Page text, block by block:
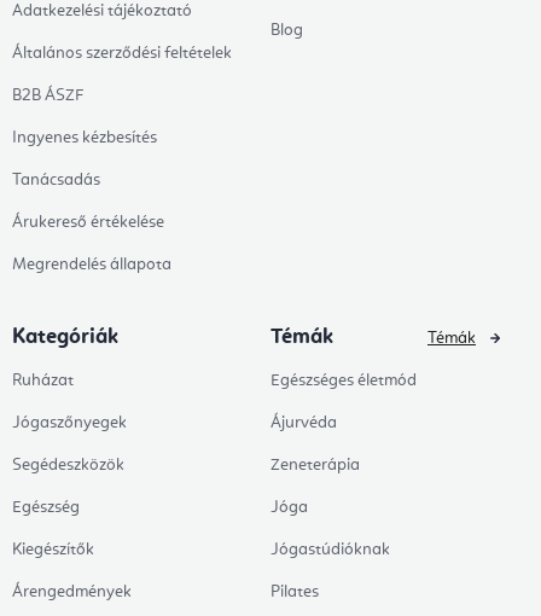
Adatkezelési tájékoztató
Általános szerződési feltételek
B2B ÁSZF
Ingyenes kézbesítés
Tanácsadás
Árukereső értékelése
Megrendelés állapota
Blog
Kategóriák
Ruházat
Jógaszőnyegek
Segédeszközök
Egészség
Kiegészítők
Árengedmények
Témák
Egészséges életmód
Ájurvéda
Zeneterápia
Jóga
Jógastúdióknak
Pilates
Témák